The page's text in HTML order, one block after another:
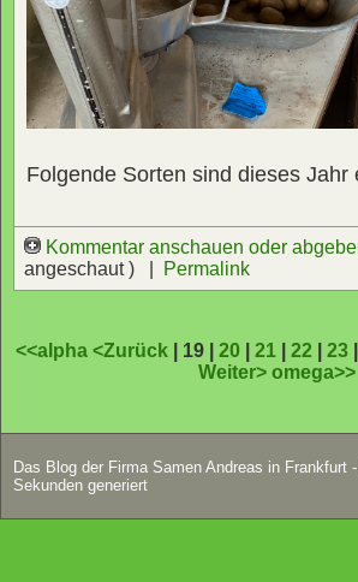
Folgende Sorten sind dieses Jahr
Kommentar anschauen oder
angeschaut ) |
Permalink
<<alpha<Zurück | 19 |20 |21 |22 |23
Weiter>omega>>
Das Blog der Firma Samen Andreas in Frankfurt
Sekunden generiert